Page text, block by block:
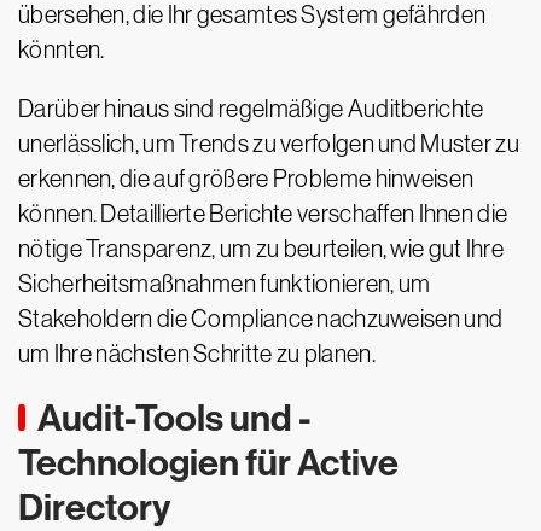
übersehen, die Ihr gesamtes System gefährden
könnten.
Darüber hinaus sind regelmäßige Auditberichte
unerlässlich, um Trends zu verfolgen und Muster zu
erkennen, die auf größere Probleme hinweisen
können. Detaillierte Berichte verschaffen Ihnen die
nötige Transparenz, um zu beurteilen, wie gut Ihre
Sicherheitsmaßnahmen funktionieren, um
Stakeholdern die Compliance nachzuweisen und
um Ihre nächsten Schritte zu planen.
Audit-Tools und -
Technologien für Active
Directory